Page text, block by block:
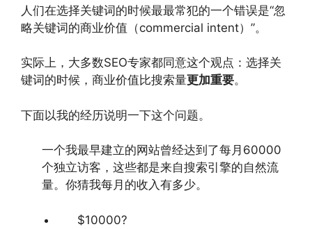
人们在选择关键词的时候最最常犯的一个错误是“忽
略关键词的商业价值（commercial intent）”。
实际上，大多数SEO专家都同意这个观点：选择关
键词的时候，商业价值比搜索量更加重要。
下面以我的经历说明一下这个问题。
一个我最早建立的网站曾经达到了每月60000
个独立访客，这些都是来自搜索引擎的自然流
量。你猜我每月的收入有多少。
$10000?